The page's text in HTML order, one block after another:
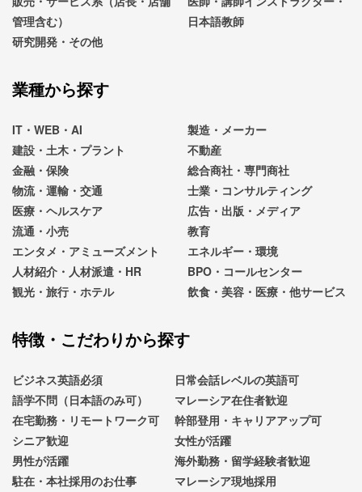
管理含む）
日本語教師
研究開発・その他
業種から探す
IT・WEB・AI
製造・メーカー
建設・土木・プラント
不動産
金融・保険
総合商社・専門商社
物流・運輸・交通
士業・コンサルティング
医療・ヘルスケア
広告・出版・メディア
流通・小売
教育
エンタメ・アミューズメント
エネルギー・環境
人材紹介・人材派遣・HR
BPO・コールセンター
観光・旅行・ホテル
飲食・美容・医療・他サービス
特徴・こだわりから探す
ビジネス英語必須
日常会話レベルの英語可
語学不問（日本語のみ可）
マレーシア在住者歓迎
在宅勤務・リモートワーク可
幹部登用・キャリアアップ可
シニア歓迎
女性が活躍
男性が活躍
海外勤務・留学経験者歓迎
駐在・本社採用のお仕事
マレーシア現地採用